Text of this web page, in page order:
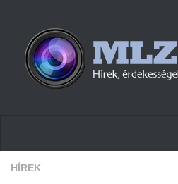
Hírek
HÍREK